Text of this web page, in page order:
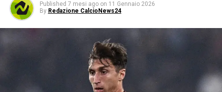
Published 7 mesi ago on 11 Gennaio 2026
By Redazione CalcioNews24